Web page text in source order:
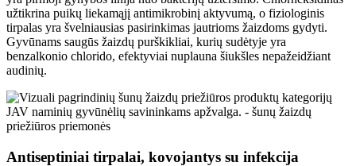
užtikrina puikų liekamąjį antimikrobinį aktyvumą, o fiziologinis
tirpalas yra švelniausias pasirinkimas jautrioms žaizdoms gydyti.
Gyvūnams saugūs žaizdų purškikliai, kurių sudėtyje yra
benzalkonio chlorido, efektyviai nuplauna šiukšles nepažeidžiant
audinių.
Antiseptiniai tirpalai, kovojantys su infekcija